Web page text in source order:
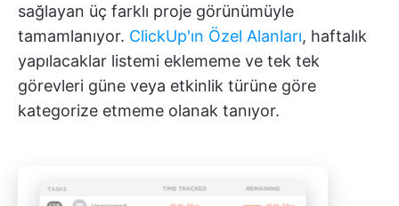
sağlayan üç farklı proje görünümüyle
tamamlanıyor. ClickUp'ın Özel Alanları, haftalık
yapılacaklar listemi eklememe ve tek tek
görevleri güne veya etkinlik türüne göre
kategorize etmeme olanak tanıyor.